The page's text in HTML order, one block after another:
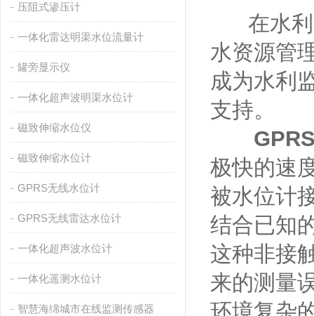
压阻式渗压计
一体化雷达明渠水位流量计
罐旁显示仪
一体化超声波明渠水位计
磁致伸缩水位仪
磁致伸缩水位计
GPRS无线水位计
GPRS无线雷达水位计
一体化超声波水位计
一体化遥测水位计
智慧海绵城市在线监测传感器
在水利
水资源管
成为水利
支持。
极快的速
被水位计
结合已知
这种非接
来的测量